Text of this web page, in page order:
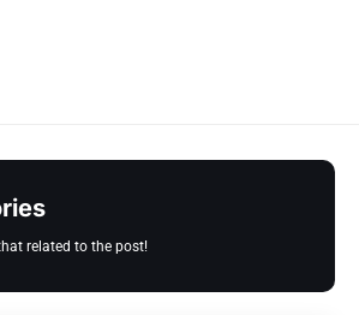
related to the post!